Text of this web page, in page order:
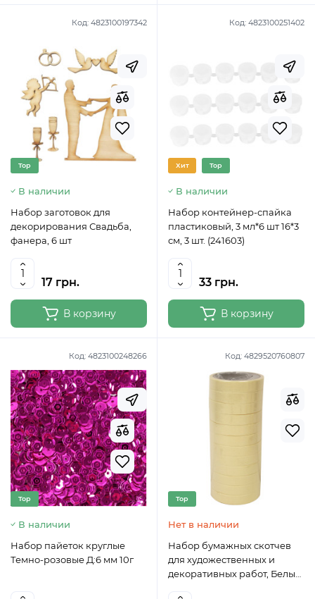
Код: 4823100197342
Top
В наличии
Набор заготовок для
декорирования Свадьба,
фанера, 6 шт
17 грн.
В корзину
Код: 4823100251402
Хит Top
В наличии
Набор контейнер-спайка
пластиковый, 3 мл*6 шт 16*3
см, 3 шт. (241603)
33 грн.
В корзину
Код: 4823100248266
Top
В наличии
Набор пайеток круглые
Темно-розовые Д:6 мм 10г
Код: 4829520760807
Top
Нет в наличии
Набор бумажных скотчев
для художественных и
декоративных работ, Белый,